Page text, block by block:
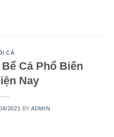
CÁ
Cá Phổ Biến
Nay
2021 BYADMIN